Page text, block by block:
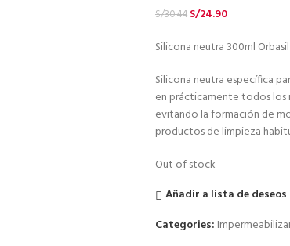
S/30.44 S/24.90
Silicona neutra 300ml
Silicona neutra específica
en prácticamente todos los
evitando la formación de
productos de limpieza
Out of stock
Añadir a lista de deseos
Categories: